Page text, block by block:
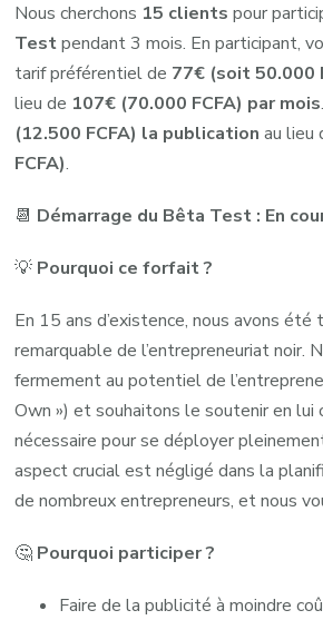
Nous cherchons 15 clients pour
Testpendant 3 mois. En participant,
tarif préférentiel de 77€ (soit 50.000
lieu de 107€ (70.000 FCFA) par mois
(12.500 FCFA) la publication au lieu
FCFA).
📆 Démarrage du Bêta Test : En
💡 Pourquoi ce forfait ?
En 15 ans d’existence, nous avons été
remarquable de l’entrepreneuriat noir.
fermement au potentiel de
Own ») et souhaitons le soutenir en
nécessaire pour se déployer
aspect crucial est négligé dans la
de nombreux entrepreneurs, et nous
🤔 Pourquoi participer ?
Faire de la publicité à moindre